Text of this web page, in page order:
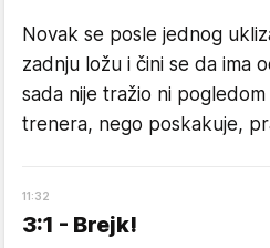
Novak se posle jednog
zadnju ložu i čini se da ima
sada nije tražio ni
trenera, nego poskakuje,
11:32
3:1 - Brejk!